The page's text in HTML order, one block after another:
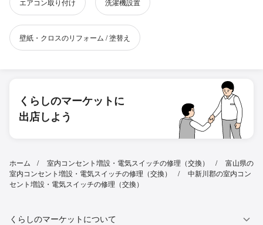
エアコン取り付け 洗濯機設置
壁紙・クロスのリフォーム / 塗替え
くらしのマーケットに
出店しよう
ホーム 室内コンセント増設・電気スイッチの修理（交換）
富山県の
室内コンセント増設・電気スイッチの修理（交換）
中新川郡の室内コン
セント増設・電気スイッチの修理（交換）
くらしのマーケットについて